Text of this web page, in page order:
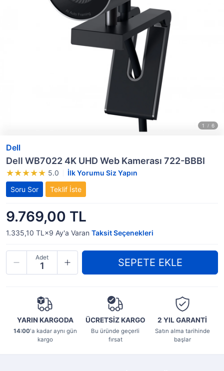
Dell
Dell WB7022 4K UHD Web Kamerası 722-BBBI
5.0
İlk Yorumu Siz Yapın
Soru Sor
Teklif İste
9.769,00 TL
1.335,10 TL×9 Ay'a Varan Taksit Seçenekleri
Adet
YARIN KARGODA
14:00'a kadar aynı gün
kargo
ÜCRETSİZ KARGO
Bu üründe geçerli
fırsat
2 YILGARANTİ
Satın alma tarihinde
başlar